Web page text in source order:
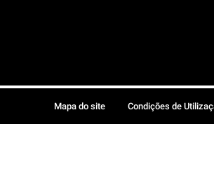
Mapa do site Condições de